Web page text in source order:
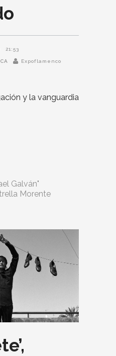
21:53
Expoflamenco
y la vanguardia
Galván"
Morente